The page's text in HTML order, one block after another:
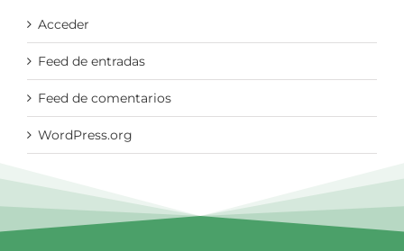
Acceder
Feed de entradas
Feed de comentarios
WordPress.org